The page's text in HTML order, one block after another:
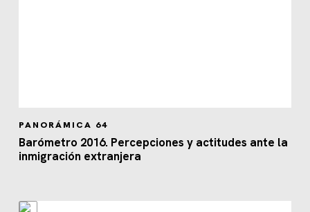
PANORÁMICA 64
Barómetro 2016. Percepciones y actitudes ante la
inmigración extranjera